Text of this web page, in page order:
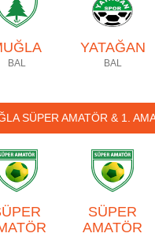
BAL
YATAĞAN
BAL
SÜPER AMATÖR & 1.
SÜPER
AMATÖR